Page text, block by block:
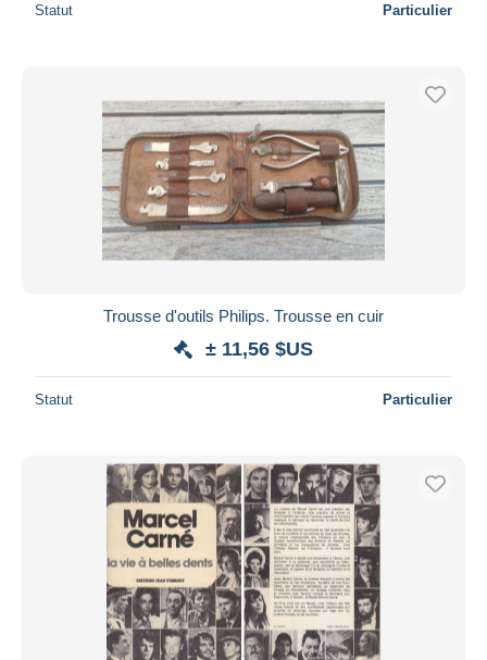
Statut Particulier
Trousse d'outils Philips. Trousse en cuir
± 11,56 $US
Statut Particulier